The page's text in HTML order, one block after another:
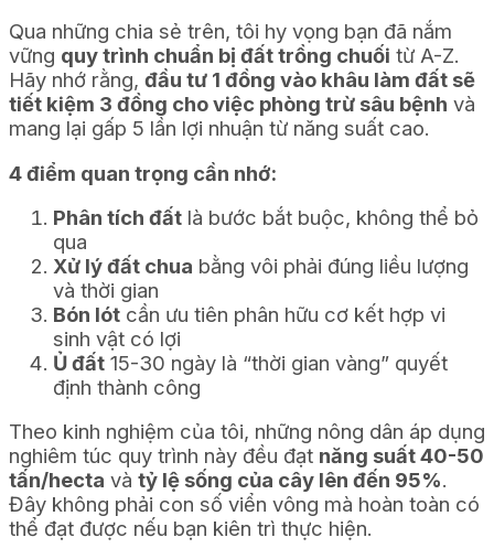
Qua những chia sẻ trên, tôi hy vọng bạn đã nắm
vững quy trình chuẩn bị đất trồng chuối từ A-Z.
Hãy nhớ rằng, đầu tư 1 đồng vào khâu làm đất sẽ
tiết kiệm 3 đồng cho việc phòng trừ sâu bệnh và
mang lại gấp 5 lần lợi nhuận từ năng suất cao.
4 điểm quan trọng cần nhớ:
Phân tích đất là bước bắt buộc, không thể bỏ
qua
Xử lý đất chua bằng vôi phải đúng liều lượng
và thời gian
Bón lót cần ưu tiên phân hữu cơ kết hợp vi
sinh vật có lợi
Ủ đất 15-30 ngày là “thời gian vàng” quyết
định thành công
Theo kinh nghiệm của tôi, những nông dân áp dụng
nghiêm túc quy trình này đều đạt năng suất 40-50
tấn/hecta và tỷ lệ sống của cây lên đến 95%.
Đây không phải con số viển vông mà hoàn toàn có
thể đạt được nếu bạn kiên trì thực hiện.